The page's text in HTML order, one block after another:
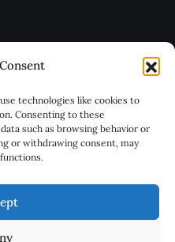
technologies like cookies to
Consenting to these
such as browsing behavior or
or withdrawing consent, may
articles